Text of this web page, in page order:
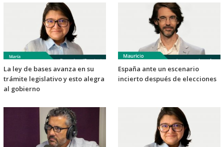
La ley de bases avanza en su
trámite legislativo y esto alegra
al gobierno
España ante un escenario
incierto después de elecciones